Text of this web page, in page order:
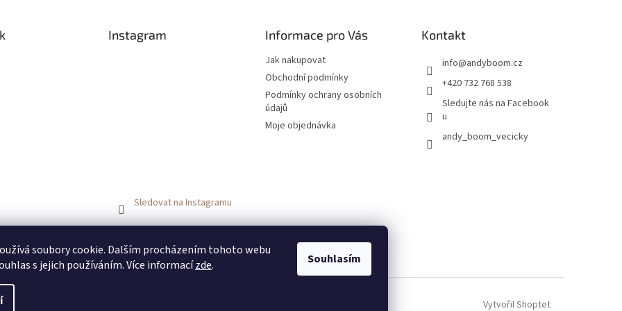
soubory cookie. Dalším procházením tohoto webu
s jejich používáním. Více informacízde. Souhlasím
Instagram
Sledovat na Instagramu
Informace pro Vás
Jak nakupovat
Obchodní podmínky
Podmínky ochrany osobních
údajů
Moje objednávka
Kontakt
info@andyboom.cz
+420 732 768 538
Sledujte nás na Facebook
u
andy_boom_vecicky
FACEBOOK FACEBOOK - skupinka ANDY BOOM INSTAGRAM
Vytvořil Shoptet
nastavení cookies